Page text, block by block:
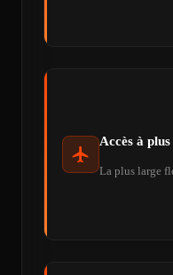
Accès à
La plus large